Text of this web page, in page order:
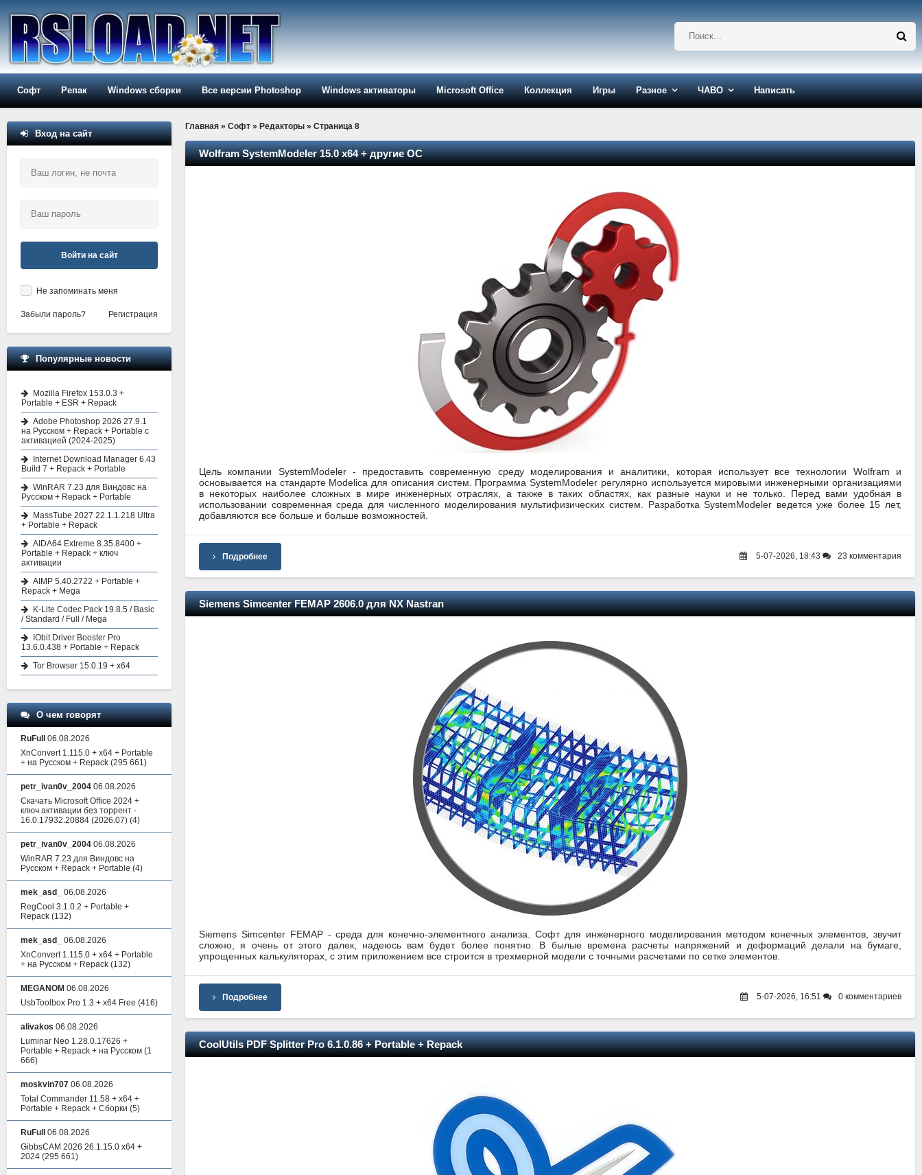
Софт Репак Windows сборки Все версии Photoshop Windows активаторы Microsoft Office Коллекция Игры Разное ЧАВО Написать
Главная » Софт » Редакторы » Страница 8
Wolfram SystemModeler 15.0 x64 + другие ОС
Цель компании SystemModeler - предоставить современную среду моделирования и аналитики, которая использует все технологии Wolfram и
основывается на стандарте Modelica для описания систем. Программа SystemModeler регулярно используется мировыми инженерными организациями
в некоторых наиболее сложных в мире инженерных отраслях, а также в таких областях, как разные науки и не только. Перед вами удобная в
использовании современная среда для численного моделирования мультифизических систем. Разработка SystemModeler ведется уже более 15 лет,
добавляются все больше и больше возможностей.
Подробнее 5-07-2026, 18:43 23 комментария
Siemens Simcenter FEMAP 2606.0 для NX Nastran
Siemens Simcenter FEMAP - среда для конечно-элементного анализа. Софт для инженерного моделирования методом конечных элементов, звучит
сложно, я очень от этого далек, надеюсь вам будет более понятно. В былые времена расчеты напряжений и деформаций делали на бумаге,
упрощенных калькуляторах, с этим приложением все строится в трехмерной модели с точными расчетами по сетке элементов.
Подробнее 5-07-2026, 16:51 0 комментариев
CoolUtils PDF Splitter Pro 6.1.0.86 + Portable + Repack
Вход на сайт
Войти на сайт
Не запоминать меня
Забыли пароль? Регистрация
Популярные новости
Mozilla Firefox 153.0.3 +
Portable + ESR + Repack
Adobe Photoshop 2026 27.9.1
на Русском + Repack + Portable с
активацией (2024-2025)
Internet Download Manager 6.43
Build 7 + Repack + Portable
WinRAR 7.23 для Виндовс на
Русском + Repack + Portable
MassTube 2027 22.1.1.218 Ultra
+ Portable + Repack
AIDA64 Extreme 8.35.8400 +
Portable + Repack + ключ
активации
AIMP 5.40.2722 + Portable +
Repack + Mega
K-Lite Codec Pack 19.8.5 / Basic
/ Standard / Full / Mega
IObit Driver Booster Pro
13.6.0.438 + Portable + Repack
Tor Browser 15.0.19 + x64
О чем говорят
RuFull
06.08.2026
XnConvert 1.115.0 + x64 + Portable
+ на Русском + Repack (295 661)
petr_ivan0v_2004 06.08.2026
Скачать Microsoft Office 2024 +
ключ активации без торрент -
16.0.17932.20884 (2026.07) (4)
petr_ivan0v_2004 06.08.2026
WinRAR 7.23 для Виндовс на
Русском + Repack + Portable (4)
mek_asd_
06.08.2026
RegCool 3.1.0.2 + Portable +
Repack (132)
mek_asd_
06.08.2026
XnConvert 1.115.0 + x64 + Portable
+ на Русском + Repack (132)
MEGANOM 06.08.2026
UsbToolbox Pro 1.3 + x64 Free (416)
alivakos 06.08.2026
Luminar Neo 1.28.0.17626 +
Portable + Repack + на Русском (1
666)
moskvin707 06.08.2026
Total Commander 11.58 + x64 +
Portable + Repack + Сборки (5)
RuFull
06.08.2026
GibbsCAM 2026 26.1.15.0 x64 +
2024 (295 661)